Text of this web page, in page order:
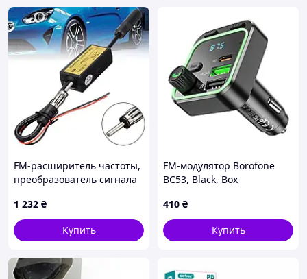
FM-расширитель частоты,
преобразователь сигнала
1 232 ₴
Купить
FM-модулятор Borofone
BC53, Black, Box
410 ₴
Купить